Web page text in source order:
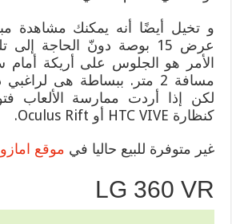
و تخيل أيضًا أنه يمكنك مشاهدة
عرض 15 بوصة دونّ الحاجة
الأمر هو الجلوس على أريكة
مسافة 2 متر. ببساطة هى
لكن إذا أردت ممارسة الألعاب
كنظارة HTC VIVE أو Oculus Rift.
غير متوفرة للبيع حاليا في موقع
LG 360 VR